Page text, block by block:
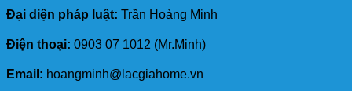
Đại diện pháp luật: Trần Hoàng Minh
Điện thoại: 0903 07 1012 (Mr.Minh)
Email: hoangminh@lacgiahome.vn